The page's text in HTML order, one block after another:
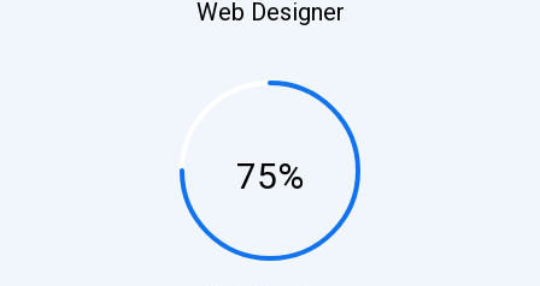
Web Designer
75%